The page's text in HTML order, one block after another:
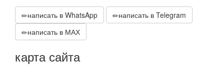
написать в WhatsApp
написать в Telegram
написать в МАХ
карта сайта